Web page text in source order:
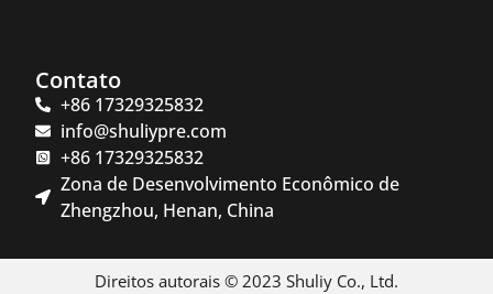
Contato
+86 17329325832
info@shuliypre.com
+86 17329325832
Zona de Desenvolvimento Econômico de
Zhengzhou, Henan, China
Direitos autorais © 2023 Shuliy Co., Ltd.